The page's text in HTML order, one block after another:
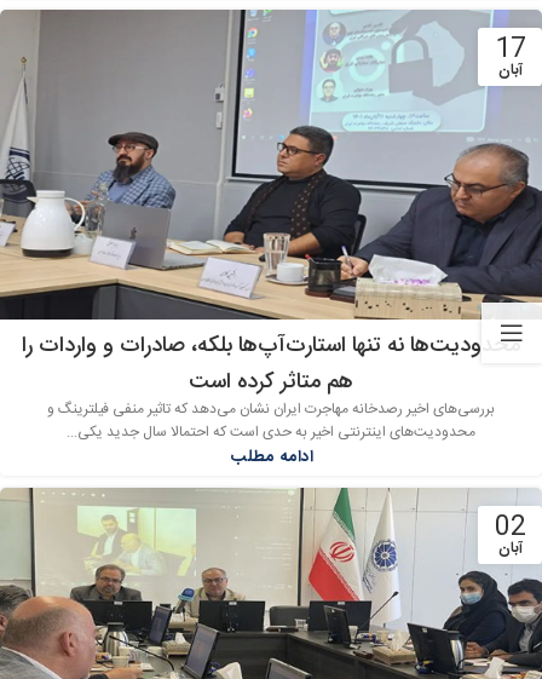
17
آبان
محدودیت‌‌ها نه تنها استارت‌‌آپ‌‌ها بلکه، صادرات و واردات را
هم متاثر کرده است
بررسی‌‌های اخیر رصدخانه مهاجرت ایران نشان می‌دهد که تاثیر منفی فیلترینگ و
محدودیت‌‌های اینترنتی اخیر به حدی است که احتمالا سال جدید یکی...
ادامه مطلب
02
آبان